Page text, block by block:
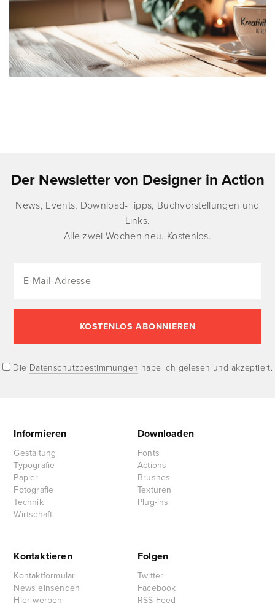
Der Newsletter von Designer in Action
News, Events, Download-Tipps, Buchvorstellungen und
Links.
Alle zwei Wochen neu. Kostenlos.
Die Datenschutzbestimmungen habe ich gelesen und akzeptiert.
Informieren
Gestaltung
Typografie
Papier
Fotografie
Technik
Wirtschaft
Downloaden
Fonts
Actions
Brushes
Texturen
Plug-ins
Kontaktieren
Kontaktformular
News einsenden
Hier werben
Folgen
Twitter
Facebook
RSS-Feed